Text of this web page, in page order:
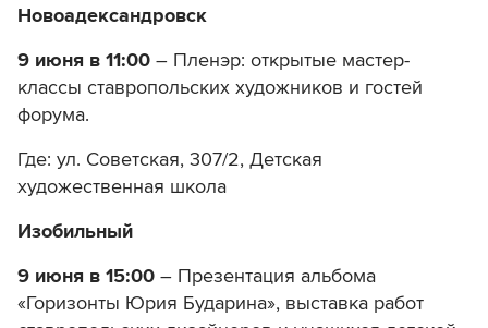
Новоадександровск
9 июня в 11:00 – Пленэр: открытые мастер-
классы ставропольских художников и гостей
форума.
Где: ул. Советская, 307/2, Детская
художественная школа
Изобильный
9 июня в 15:00 – Презентация альбома
«Горизонты Юрия Бударина», выставка работ